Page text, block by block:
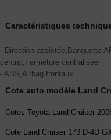
Caractéristiques
- Direction assistée,Banquette
central,Fermeture centralisée
- ABS,Airbag frontaux
Cote auto modèle Land
Cotes Toyota Land Cruiser
Cote Land Cruiser 173 D-4D